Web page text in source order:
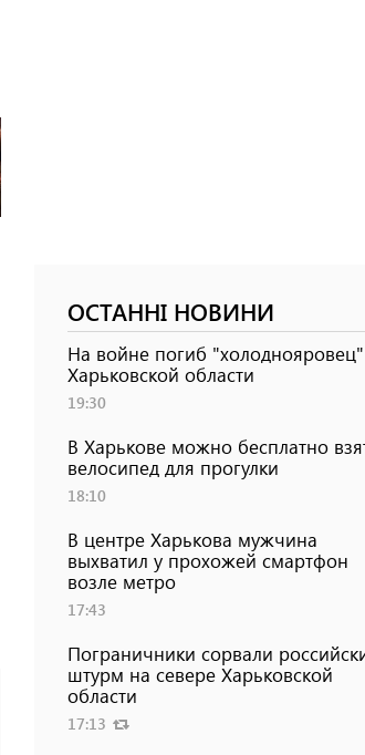
ОСТАННІ НОВИНИ
На войне погиб
Харьковской области
19:30
В Харькове можно бесплатно
велосипед для прогулки
18:10
В центре Харькова мужчина
выхватил у прохожей смартфон
возле метро
17:43
Пограничники сорвали
штурм на севере Харьковской
области
17:13